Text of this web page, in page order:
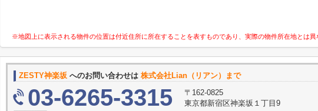
※地図上に表示される物件の位置は付近住所に所在することを表すものであり、実際の物件所在地とは異
ZESTY神楽坂 へのお問い合わせは 株式会社Lian（リアン）まで
03-6265-3315
〒162-0825
東京都新宿区神楽坂１丁目9